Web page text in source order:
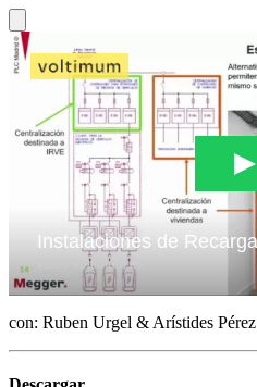
con: Ruben Urgel & Arístides Pérez